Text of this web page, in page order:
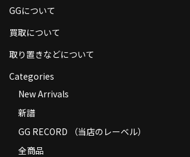
返品
特定商取引法に基づく表示
Contact
GGについて
買取について
取り置きなどについて
Categories
New Arrivals
新譜
GG RECORD （当店のレーベル）
全商品